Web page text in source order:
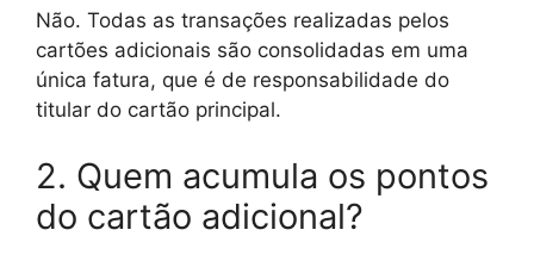
Não. Todas as transações realizadas pelos
cartões adicionais são consolidadas em uma
única fatura, que é de responsabilidade do
titular do cartão principal.
2. Quem acumula os pontos
do cartão adicional?